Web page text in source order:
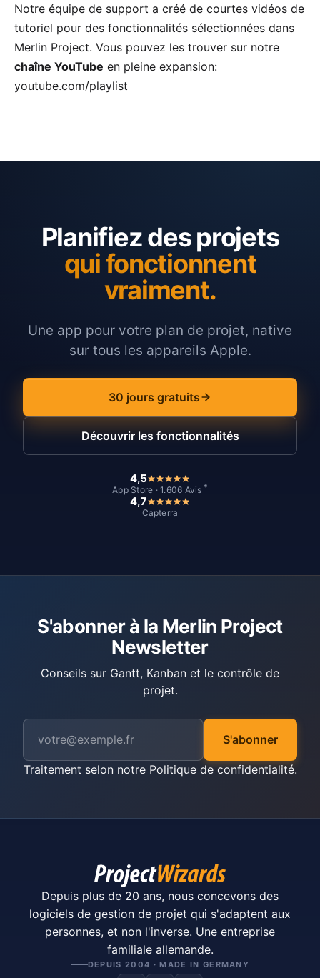
Notre équipe de support a créé de courtes vidéos de
tutoriel pour des fonctionnalités sélectionnées dans
Merlin Project. Vous pouvez les trouver sur notre
chaîne YouTube en pleine expansion:
youtube.com/playlist
Planifiez des projets
qui fonctionnent
vraiment.
Une app pour votre plan de projet, native
sur tous les appareils Apple.
30 jours gratuits
Découvrir les fonctionnalités
4,5
App Store · 1.606 Avis *
4,7
Capterra
S'abonner à la Merlin Project
Newsletter
Conseils sur Gantt, Kanban et le contrôle de
projet.
S'abonner
Traitement selon notre Politique de confidentialité.
Depuis plus de 20 ans, nous concevons des
logiciels de gestion de projet qui s'adaptent aux
personnes, et non l'inverse. Une entreprise
familiale allemande.
DEPUIS 2004 · MADE IN GERMANY